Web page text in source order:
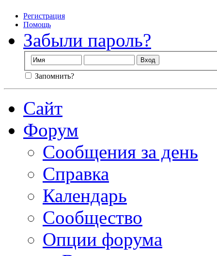
Регистрация
Помощь
Забыли пароль?
Запомнить?
Сайт
Форум
Сообщения за день
Справка
Календарь
Сообщество
Опции форума